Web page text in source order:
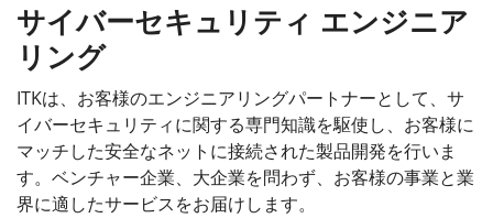
サイバーセキュリティ エンジニア
リング
ITKは、お客様のエンジニアリングパートナーとして、サ
イバーセキュリティに関する専門知識を駆使し、お客様に
マッチした安全なネットに接続された製品開発を行いま
す。ベンチャー企業、大企業を問わず、お客様の事業と業
界に適したサービスをお届けします。